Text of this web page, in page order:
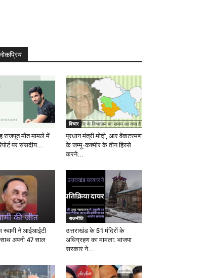
राजपूत मौत मामले में
पर संसदीय...
विचार
प्रधान मंत्री मोदी, आर वेंकटरमण
के जम्मू-कश्मीर के तीन हिस्से
करने...
स्वामी ने आईआईटी
अपनी 47 साल
राजनीति
उत्तराखंड के 51 मंदिरों के
अधिग्रहण का मामला: भाजपा
सरकार ने...